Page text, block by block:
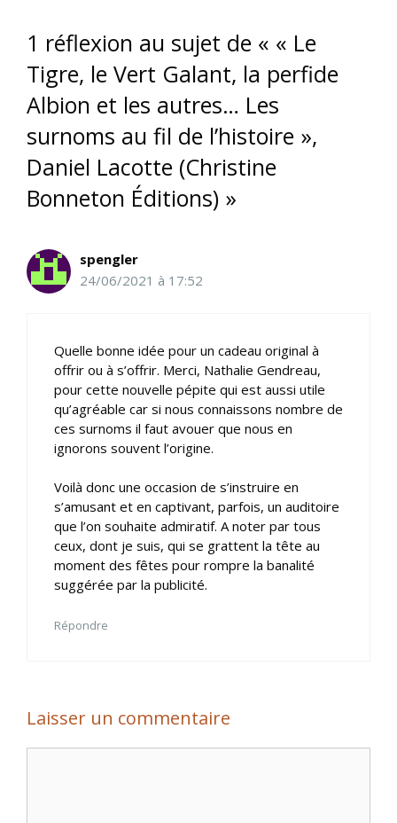
1 réflexion au sujet de « « Le
Tigre, le Vert Galant, la perfide
Albion et les autres… Les
surnoms au fil de l’histoire »,
Daniel Lacotte (Christine
Bonneton Éditions) »
spengler
24/06/2021 à 17:52
Quelle bonne idée pour un cadeau original à
offrir ou à s’offrir. Merci, Nathalie Gendreau,
pour cette nouvelle pépite qui est aussi utile
qu’agréable car si nous connaissons nombre de
ces surnoms il faut avouer que nous en
ignorons souvent l’origine.
Voilà donc une occasion de s’instruire en
s’amusant et en captivant, parfois, un auditoire
que l’on souhaite admiratif. A noter par tous
ceux, dont je suis, qui se grattent la tête au
moment des fêtes pour rompre la banalité
suggérée par la publicité.
Répondre
Laisser un commentaire